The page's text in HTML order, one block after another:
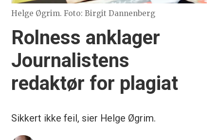
Helge Øgrim. Foto: Birgit Dannenberg
Rolness anklager
Journalistens
redaktør for plagiat
Sikkert ikke feil, sier Helge Øgrim.